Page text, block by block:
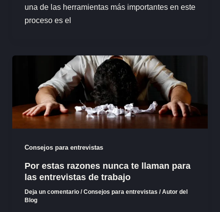
una de las herramientas más importantes en este
proceso es el
Consejos para entrevistas
Por estas razones nunca te llaman para
las entrevistas de trabajo
Deja un comentario /Consejos para entrevistas /Autor del
Blog